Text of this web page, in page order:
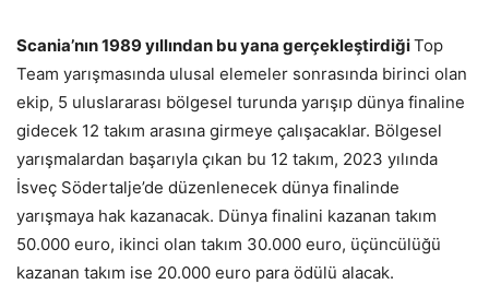
Scania’nın 1989 yıllından bu yana gerçekleştirdiğiTop
Team yarışmasında ulusal elemeler sonrasında birinci olan
ekip, 5 uluslararası bölgesel turunda yarışıp dünya finaline
gidecek 12 takım arasına girmeye çalışacaklar. Bölgesel
yarışmalardan başarıyla çıkan bu 12 takım, 2023 yılında
İsveç Södertalje’de düzenlenecek dünya finalinde
yarışmaya hak kazanacak. Dünya finalini kazanan takım
50.000 euro, ikinci olan takım 30.000 euro, üçüncülüğü
kazanan takım ise 20.000 euro para ödülü alacak.